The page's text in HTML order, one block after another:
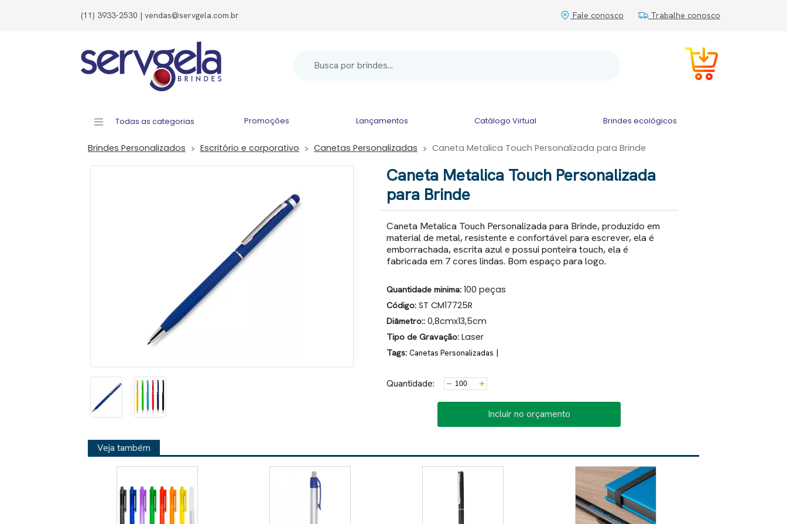
(11) 3933-2530 | vendas@servgela.com.br Fale conosco Trabalhe conosco
Todas as categorias Promoções Lançamentos Catálogo Virtual Brindes ecológicos
Brindes Personalizados Escritório e corporativo Canetas Personalizadas Caneta Metalica Touch Personalizada para Brinde
Caneta Metalica Touch Personalizada
para Brinde
Caneta Metalica Touch Personalizada para Brinde, produzido em
material de metal, resistente e confortável para escrever, ela é
emborrachada, escrita azul e possui ponteira touch, ela é
fabricada em 7 cores lindas. Bom espaço para logo.
Quantidade minima: 100 peças
Código: ST CM17725R
Diâmetro:: 0,8cmx13,5cm
Tipo de Gravação: Laser
Tags: Canetas Personalizadas |
Quantidade:
Incluir no orçamento
Veja também